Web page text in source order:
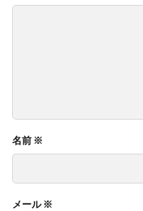
名前 ※
メール※